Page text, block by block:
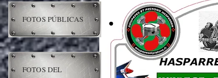
FOTOS DEL
FOTOS PÚBLICAS